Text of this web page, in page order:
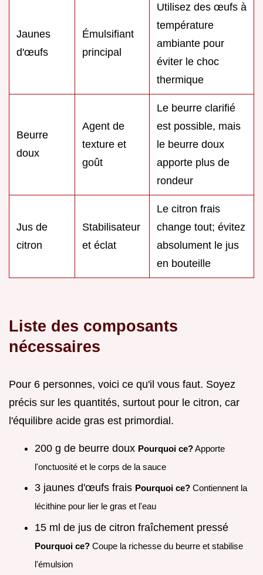
Jaunes
d'œufs
Émulsifiant
principal
Utilisez des œufs à
température
ambiante pour
éviter le choc
thermique
Beurre
doux
Agent de
texture et
goût
Le beurre clarifié
est possible, mais
le beurre doux
apporte plus de
rondeur
Jus de
citron
Stabilisateur
et éclat
Le citron frais
change tout; évitez
absolument le jus
en bouteille
Liste des composants
nécessaires
Pour 6 personnes, voici ce qu'il vous faut. Soyez
précis sur les quantités, surtout pour le citron, car
l'équilibre acide gras est primordial.
200 g de beurre doux Pourquoi ce?Apporte
l'onctuosité et le corps de la sauce
3 jaunes d'œufs frais Pourquoi ce? Contiennent la
lécithine pour lier le gras et l'eau
15 ml de jus de citron fraîchement pressé
Pourquoi ce? Coupe la richesse du beurre et stabilise
l'émulsion